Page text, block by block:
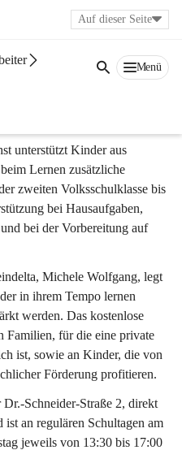
Menü
Auf dieser Seite
unterstützt Kinder aus
Lernen zusätzliche
zweiten Volksschulklasse bis
bei Hausaufgaben,
bei der Vorbereitung auf
Michele Wolfgang, legt
in ihrem Tempo lernen
werden. Das kostenlose
Familien, für die eine private
ist, sowie an Kinder, die von
Förderung profitieren.
Schneider-Straße 2, direkt
an regulären Schultagen am
jeweils von 13:30 bis 17:00